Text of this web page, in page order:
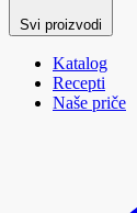
Svi proizvodi
Katalog
Recepti
Naše priče